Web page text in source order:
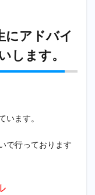
にアドバイ
します。
います。
で行っております